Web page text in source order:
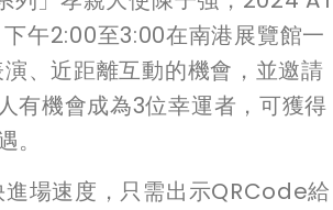
午2:00至3:00在南港展覽館一
、近距離互動的機會，並邀請
有機會成為3位幸運者，可獲得
進場速度，只需出示QRCode給